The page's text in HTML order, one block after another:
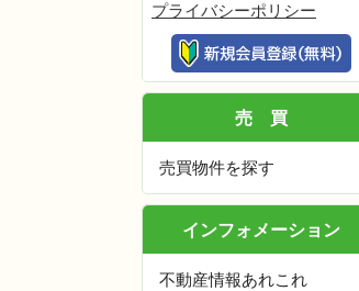
プライバシーポリシー
売買
売買物件を探す
インフォメーション
不動産情報あれこれ